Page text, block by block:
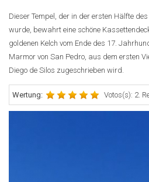
Dieser Tempel, der in der ersten Hälfte
wurde, bewahrt eine schöne
goldenen Kelch vom Ende des 17.
Marmor von San Pedro, aus dem ersten
Diego de Silos zugeschrieben wird.
Wertung: Votos(s): 2.